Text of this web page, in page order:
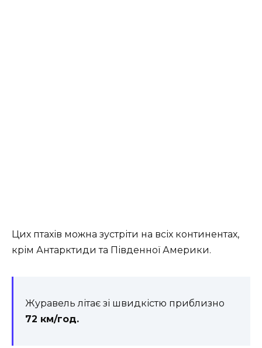
Цих птахів можна зустріти на всіх континентах,
крім Антарктиди та Південної Америки.
Журавель літає зі швидкістю приблизно
72 км/год.